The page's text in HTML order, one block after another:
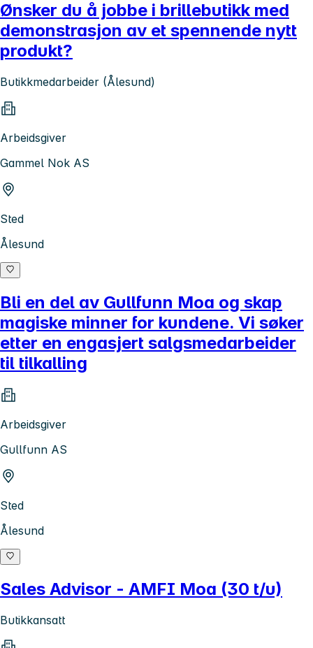
Ønsker du å jobbe i brillebutikk med
demonstrasjon av et spennende nytt
produkt?
Butikkmedarbeider (Ålesund)
Arbeidsgiver
Gammel Nok AS
Sted
Ålesund
Bli en del av Gullfunn Moa og skap
magiske minner for kundene. Vi søker
etter en engasjert salgsmedarbeider
til tilkalling
Arbeidsgiver
Gullfunn AS
Sted
Ålesund
Sales Advisor - AMFI Moa (30 t/u)
Butikkansatt